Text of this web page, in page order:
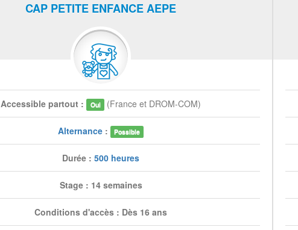
CAP PETITE ENFANCE AEPE
Accessible partout : Oui (France et DROM-COM)
Alternance: Possible
Durée : 500 heures
Stage : 14 semaines
Conditions d'accès : Dès 16 ans